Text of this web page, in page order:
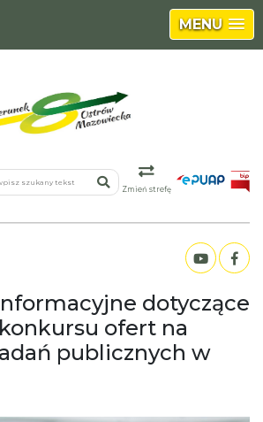
MENU
szukany tekst
Zmień strefę
dotyczące
ofert na
publicznych w